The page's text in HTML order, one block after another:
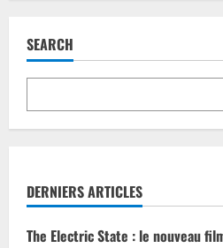
petit
pagination
SEARCH
DERNIERS ARTICLES
The Electric State : le nouveau